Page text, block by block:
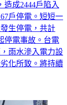
成2444戶陷入
戶停電。短短一
生停電，共計
停電事故。台電
雨水滲入電力設
化所致。將持續